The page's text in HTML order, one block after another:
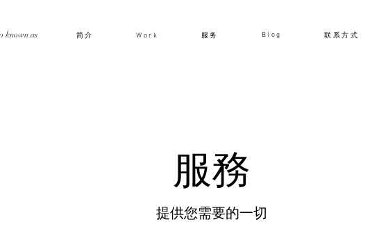
known as
简介 Work 服务 Blog 联系方式
服務
提供您需要的一切